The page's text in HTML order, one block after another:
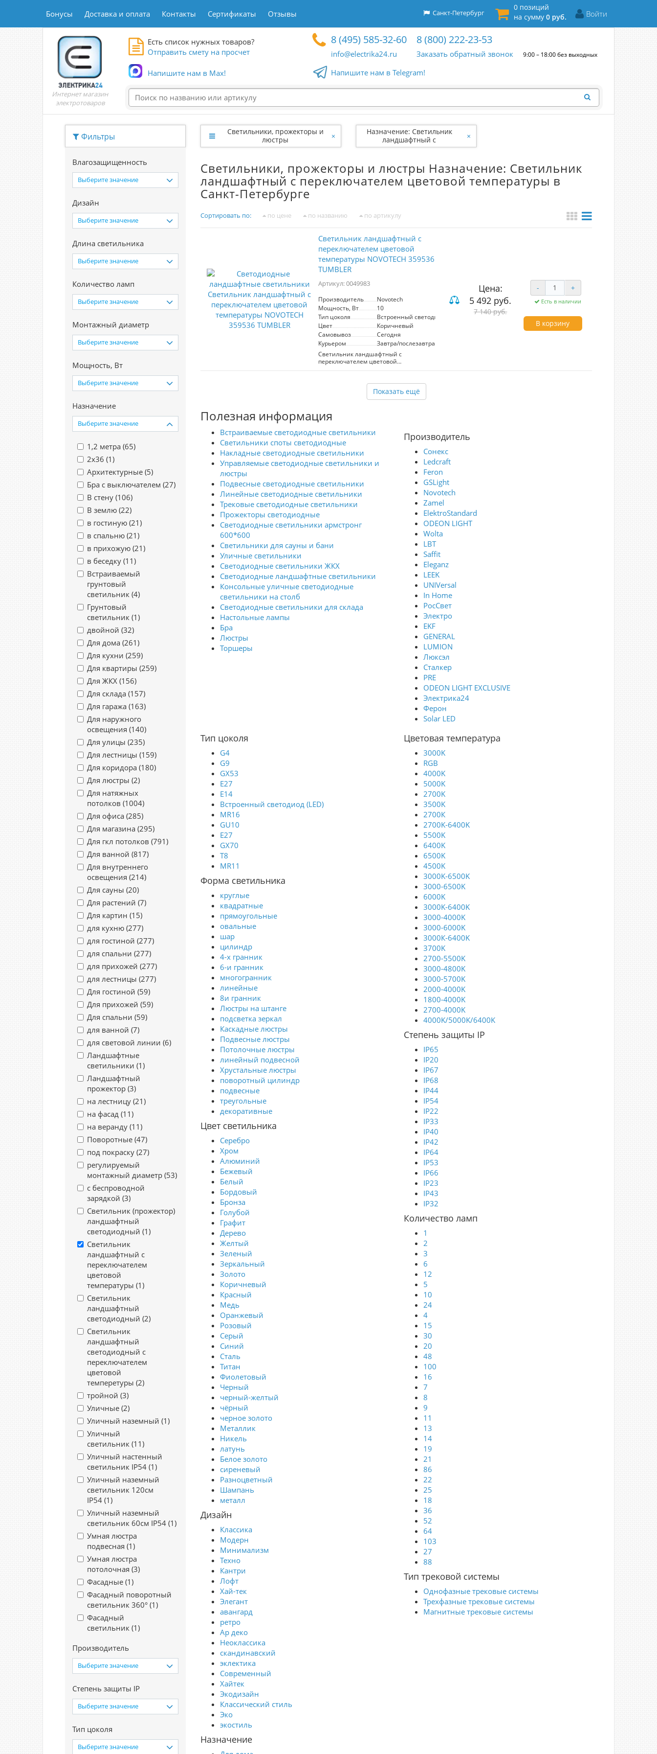
Бонусы Доставка и оплата Контакты Сертификаты Отзывы Войти
0 позиций
на сумму 0 руб.
Санкт-Петербург
Интернет магазин
электротоваров
Есть список нужных товаров?
Отправить смету на просчет
Напишите нам в Max!
8 (495) 585-32-60
info@electrika24.ru
8 (800) 222-23-53
Заказать обратный звонок 9:00 – 18:00 без выходных
Напишите нам в Telegram!
Фильтры
Влагозащищенность
Выберите значение
Дизайн
Выберите значение
Длина светильника
Выберите значение
Количество ламп
Выберите значение
Монтажный диаметр
Выберите значение
Мощность, Вт
Выберите значение
Назначение
Выберите значение
1,2 метра (65)
2х36 (1)
Архитектурные (5)
Бра с выключателем (27)
В стену (106)
В землю (22)
в гостиную (21)
в спальню (21)
в прихожую (21)
в беседку (11)
Встраиваемый
грунтовый
светильник (4)
Грунтовый
светильник (1)
двойной (32)
Для дома (261)
Для кухни (259)
Для квартиры (259)
Для ЖКХ (156)
Для склада (157)
Для гаража (163)
Для наружного
освещения (140)
Для улицы (235)
Для лестницы (159)
Для коридора (180)
Для люстры (2)
Для натяжных
потолков (1004)
Для офиса (285)
Для магазина (295)
Для гкл потолков (791)
Для ванной (817)
Для внутреннего
освещения (214)
Для сауны (20)
Для растений (7)
Для картин (15)
для кухню (277)
для гостиной (277)
для спальни (277)
для прихожей (277)
для лестницы (277)
Для гостиной (59)
Для прихожей (59)
Для спальни (59)
для ванной (7)
для световой линии (6)
Ландшафтные
светильники (1)
Ландшафтный
прожектор (3)
на лестницу (21)
на фасад (11)
на веранду (11)
Поворотные (47)
под покраску (27)
регулируемый
монтажный диаметр (53)
с беспроводной
зарядкой (3)
Светильник (прожектор)
ландшафтный
светодиодный (1)
Светильник
ландшафтный с
переключателем
цветовой
температуры (1)
Светильник
ландшафтный
светодиодный (2)
Светильник
ландшафтный
светодиодный с
переключателем
цветовой
темперетуры (2)
тройной (3)
Уличные (2)
Уличный наземный (1)
Уличный
светильник (11)
Уличный настенный
светильник IP54 (1)
Уличный наземный
светильник 120см
IP54 (1)
Уличный наземный
светильник 60см IP54 (1)
Умная люстра
подвесная (1)
Умная люстра
потолочная (3)
Фасадные (1)
Фасадный поворотный
светильник 360° (1)
Фасадный
светильник (1)
Производитель
Выберите значение
Степень защиты IP
Выберите значение
Тип цоколя
Выберите значение
Светильники, прожекторы и
люстры
×
Назначение: Светильник
ландшафтный с
переключателем цветовой
×
Светильники, прожекторы и люстры Назначение: Светильник
ландшафтный с переключателем цветовой температуры в
Санкт-Петербурге
Сортировать по: по цене по названию по артикулу
Светильник ландшафтный с
переключателем цветовой
температуры NOVOTECH 359536
TUMBLER
Артикул: 0049983
Производитель
Novotech
Мощность, Вт
10
Тип цоколя
Встроенный светодиод (LED)
Цвет
Коричневый
Самовывоз
Сегодня
Курьером
Завтра/послезавтра
Светильник ландшафтный с
переключателем цветовой
температуры NOVOTECH 359536
Цена:
5 492 руб.
7 140 руб.
- +
Есть в наличии
В корзину
Показать ещё
Полезная информация
Встраиваемые светодиодные светильники
Светильники споты светодиодные
Накладные светодиодные светильники
Управляемые светодиодные светильники и
люстры
Подвесные светодиодные светильники
Линейные светодиодные светильники
Трековые светодиодные светильники
Прожекторы светодиодные
Светодиодные светильники армстронг
600*600
Светильники для сауны и бани
Уличные светильники
Светодиодные светильники ЖКХ
Светодиодные ландшафтные светильники
Консольные уличные светодиодные
светильники на столб
Светодиодные светильники для склада
Настольные лампы
Бра
Люстры
Торшеры
Производитель
Сонекс
Ledcraft
Feron
GSLight
Novotech
Zamel
ElektroStandard
ODEON LIGHT
Wolta
LBT
Saffit
Eleganz
LEEK
UNIVersal
In Home
РосСвет
Электро
EKF
GENERAL
LUMION
Люксэл
Сталкер
PRE
ODEON LIGHT EXCLUSIVE
Электрика24
Ферон
Solar LED
Тип цоколя
G4
G9
GX53
Е27
E14
Встроенный светодиод (LED)
MR16
GU10
E27
GX70
T8
MR11
Форма светильника
круглые
квадратные
прямоугольные
овальные
шар
цилиндр
4-х гранник
6-и гранник
многогранник
линейные
8и гранник
Люстры на штанге
подсветка зеркал
Каскадные люстры
Подвесные люстры
Потолочные люстры
линейный подвесной
Хрустальные люстры
поворотный цилиндр
подвесные
треугольные
декоративные
Цвет светильника
Серебро
Хром
Алюминий
Бежевый
Белый
Бордовый
Бронза
Голубой
Графит
Дерево
Желтый
Зеленый
Зеркальный
Золото
Коричневый
Красный
Медь
Оранжевый
Розовый
Серый
Синий
Сталь
Титан
Фиолетовый
Черный
черный-желтый
чёрный
черное золото
Металлик
Никель
латунь
Белое золото
сиреневый
Разноцветный
Шампань
металл
Дизайн
Классика
Модерн
Минимализм
Техно
Кантри
Лофт
Хай-тек
Элегант
авангард
ретро
Ар деко
Неоклассика
скандинавский
эклектика
Современный
Хайтек
Экодизайн
Классический стиль
Эко
экостиль
Назначение
Цветовая температура
3000K
RGB
4000K
5000K
2700K
3500K
2700К
2700K-6400K
5500K
6400K
6500K
4500K
3000K-6500K
3000-6500K
6000K
3000K-6400K
3000-4000K
3000-6000K
3000К-6400K
3700K
2700-5500K
3000-4800K
3000-5700K
2000-4000K
1800-4000K
2700-4000K
4000K/5000K/6400K
Степень защиты IP
IP65
IP20
IP67
IP68
IP44
IP54
IP22
IP33
IP40
IP42
IP64
IP53
IP66
IP23
IP43
IP32
Количество ламп
1
2
3
6
12
5
10
24
4
15
30
20
48
100
16
7
8
9
11
13
14
19
21
86
22
25
18
36
52
64
103
27
88
Тип трековой системы
Однофазные трековые системы
Трехфазные трековые системы
Магнитные трековые системы